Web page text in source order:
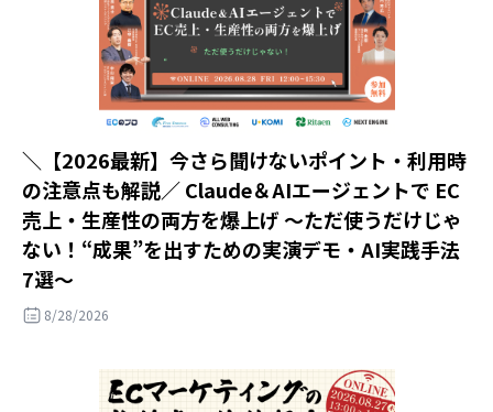
＼【2026最新】今さら聞けないポイント・利用時
の注意点も解説／ Claude＆AIエージェントで EC
売上・生産性の両方を爆上げ ～ただ使うだけじゃ
ない！“成果”を出すための実演デモ・AI実践手法
7選～
8/28/2026